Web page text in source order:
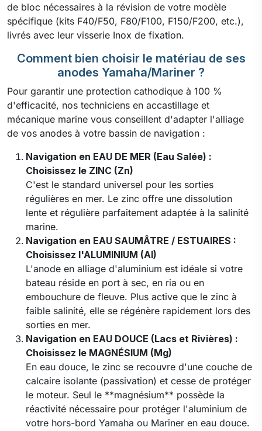
de bloc nécessaires à la révision de votre modèle
spécifique (kits F40/F50, F80/F100, F150/F200, etc.),
livrés avec leur visserie Inox de fixation.
Comment bien choisir le matériau de ses
anodes Yamaha/Mariner ?
Pour garantir une protection cathodique à 100 %
d'efficacité, nos techniciens en accastillage et
mécanique marine vous conseillent d'adapter l'alliage
de vos anodes à votre bassin de navigation :
Navigation en EAU DE MER (Eau Salée) :
Choisissez le ZINC (Zn)
C'est le standard universel pour les sorties
régulières en mer. Le zinc offre une dissolution
lente et régulière parfaitement adaptée à la salinité
marine.
Navigation en EAU SAUMÂTRE / ESTUAIRES :
Choisissez l'ALUMINIUM (Al)
L'anode en alliage d'aluminium est idéale si votre
bateau réside en port à sec, en ria ou en
embouchure de fleuve. Plus active que le zinc à
faible salinité, elle se régénère rapidement lors des
sorties en mer.
Navigation en EAU DOUCE (Lacs et Rivières) :
Choisissez le MAGNÉSIUM (Mg)
En eau douce, le zinc se recouvre d'une couche de
calcaire isolante (passivation) et cesse de protéger
le moteur. Seul le **magnésium** possède la
réactivité nécessaire pour protéger l'aluminium de
votre hors-bord Yamaha ou Mariner en eau douce.